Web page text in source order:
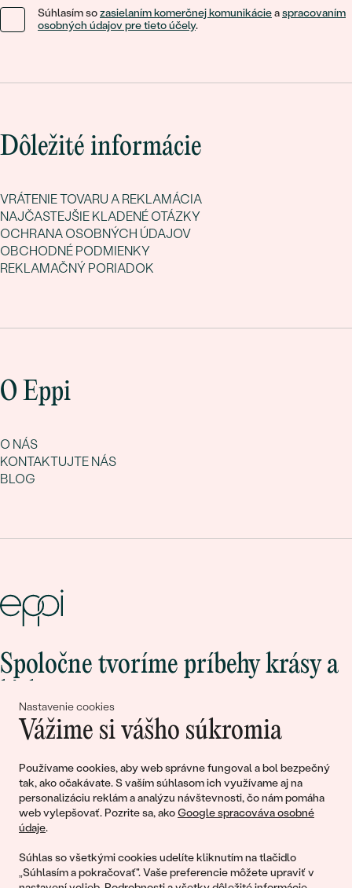
Nastavenie cookies
Vážime si vášho súkromia
Používame cookies, aby web správne fungoval a bol bezpečný
tak, ako očakávate. S vaším súhlasom ich využívame aj na
personalizáciu reklám a analýzu návštevnosti, čo nám pomáha
web vylepšovať. Pozrite sa, akoGoogle spracováva osobné
údaje.
Súhlas so všetkými cookies udelíte kliknutím na tlačidlo
„Súhlasím a pokračovať". Vaše preferencie môžete upraviť v
Súhlasím sozasielaním komerčnej komunikácieaspracovaním
osobných údajov pre tieto účely.
Dôležité informácie
VRÁTENIE TOVARU A REKLAMÁCIA
NAJČASTEJŠIE KLADENÉ OTÁZKY
OCHRANA OSOBNÝCH ÚDAJOV
OBCHODNÉ PODMIENKY
REKLAMAČNÝ PORIADOK
O Eppi
O NÁS
KONTAKTUJTE NÁS
BLOG
Spoločne tvoríme príbehy krásy a
Pripojte sa k nám!